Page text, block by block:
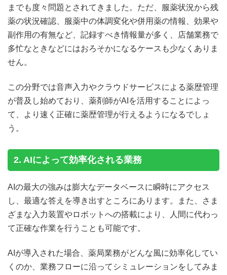
までも度々問題とされてきました。ただ、服薬状況から残
薬の状況確認、服薬中の体調変化や併用薬の情報、効果や
副作用の有無など、記録すべき情報量が多く、店舗業務で
多忙なときなどにはおろそかになるケースも少なくありま
せん。
この分野では音声入力やクラウドサービスによる薬歴管理
が普及し始めており、薬剤師がAIを活用することによっ
て、より速く正確に薬歴管理が行えるようになるでしょ
う。
2. AIによって効率化される業務
AIの最大の強みは膨大なデータベースに瞬時にアクセス
し、最適な答えを導き出すところにあります。また、さま
ざまな入力装置やロボットへの搭載により、人間に代わっ
て正確な作業を行うことも可能です。
AIが導入された場合、薬局業務がどんな風に効率化してい
くのか、業務フローに沿ってシミュレーションをしてみま